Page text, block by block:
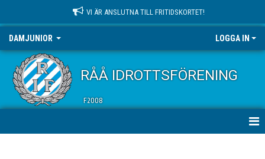
VI ÄR ANSLUTNA TILL FRITIDSKORTET!
DAMJUNIOR LOGGA IN
RÅÅ IDROTTSFÖRENING
F2008